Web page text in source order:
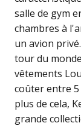
salle de gym
chambres à
un avion
tour du
vêtements
coûter entre 5
plus de cela,
grande